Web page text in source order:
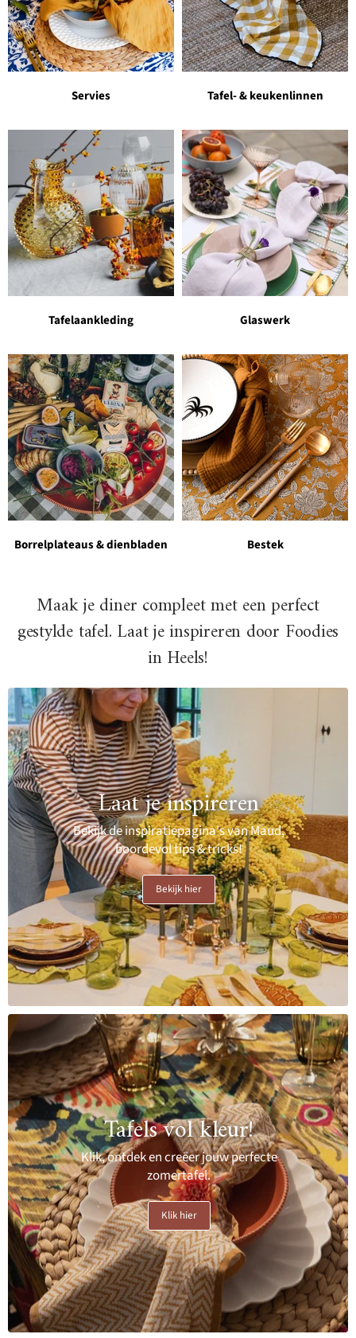
Servies Tafel- & keukenlinnen
Tafelaankleding Glaswerk
Borrelplateaus & dienbladen Bestek
Maak je diner compleet met een perfect
gestylde tafel. Laat je inspireren door Foodies
in Heels!
Laat je inspireren
Bekijk de inspiratiepagina's van Maud,
boordevol tips & tricks!
Bekijk hier
Tafels vol kleur!
Klik, ontdek en creëer jouw perfecte
zomertafel.
Klik hier